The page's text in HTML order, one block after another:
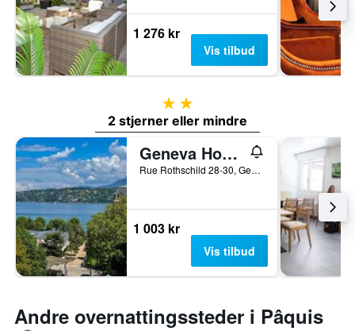
1 276 kr
Vis tilbud
2 stjerner
2 stjerner eller mindre
Geneva Hostel
Rue Rothschild 28-30, Genève, Geneve, Sveits
1 003 kr
Vis tilbud
Andre overnattingssteder i Pâquis